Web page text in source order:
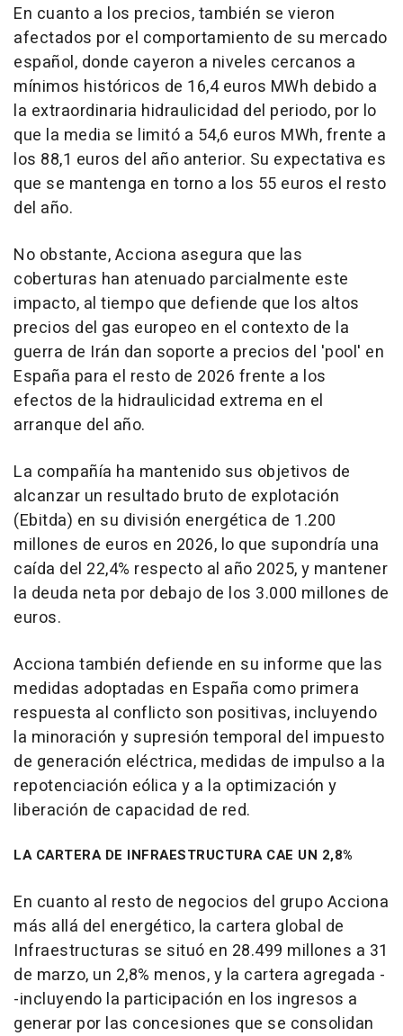
En cuanto a los precios, también se vieron
afectados por el comportamiento de su mercado
español, donde cayeron a niveles cercanos a
mínimos históricos de 16,4 euros MWh debido a
la extraordinaria hidraulicidad del periodo, por lo
que la media se limitó a 54,6 euros MWh, frente a
los 88,1 euros del año anterior. Su expectativa es
que se mantenga en torno a los 55 euros el resto
del año.
No obstante, Acciona asegura que las
coberturas han atenuado parcialmente este
impacto, al tiempo que defiende que los altos
precios del gas europeo en el contexto de la
guerra de Irán dan soporte a precios del 'pool' en
España para el resto de 2026 frente a los
efectos de la hidraulicidad extrema en el
arranque del año.
La compañía ha mantenido sus objetivos de
alcanzar un resultado bruto de explotación
(Ebitda) en su división energética de 1.200
millones de euros en 2026, lo que supondría una
caída del 22,4% respecto al año 2025, y mantener
la deuda neta por debajo de los 3.000 millones de
euros.
Acciona también defiende en su informe que las
medidas adoptadas en España como primera
respuesta al conflicto son positivas, incluyendo
la minoración y supresión temporal del impuesto
de generación eléctrica, medidas de impulso a la
repotenciación eólica y a la optimización y
liberación de capacidad de red.
LA CARTERA DE INFRAESTRUCTURA CAE UN 2,8%
En cuanto al resto de negocios del grupo Acciona
más allá del energético, la cartera global de
Infraestructuras se situó en 28.499 millones a 31
de marzo, un 2,8% menos, y la cartera agregada -
-incluyendo la participación en los ingresos a
generar por las concesiones que se consolidan